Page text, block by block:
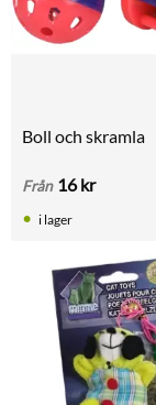
Boll och skramla
Från 16kr
i lager